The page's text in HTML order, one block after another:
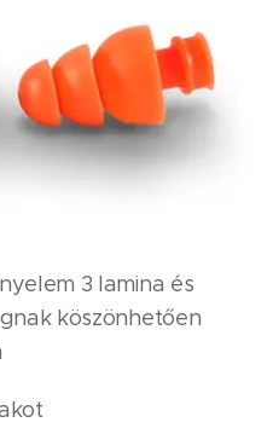
3 lamina és
köszönhetően